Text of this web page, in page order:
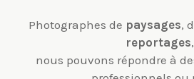
Photographes de paysages,
reportages,
nous pouvons répondre à